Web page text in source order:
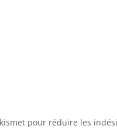
pour réduire les